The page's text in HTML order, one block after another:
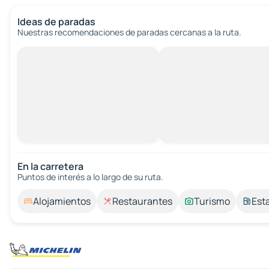
Ideas de paradas
Nuestras recomendaciones de paradas cercanas a la ruta.
En la carretera
Puntos de interés a lo largo de su ruta.
Alojamientos Restaurantes Turismo